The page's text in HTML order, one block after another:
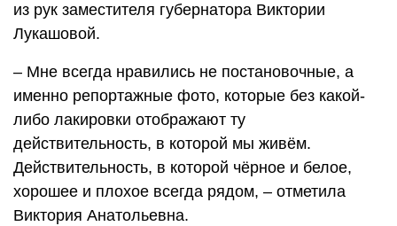
из рук заместителя губернатора Виктории
Лукашовой.
– Мне всегда нравились не постановочные, а
именно репортажные фото, которые без какой-
либо лакировки отображают ту
действительность, в которой мы живём.
Действительность, в которой чёрное и белое,
хорошее и плохое всегда рядом, – отметила
Виктория Анатольевна.